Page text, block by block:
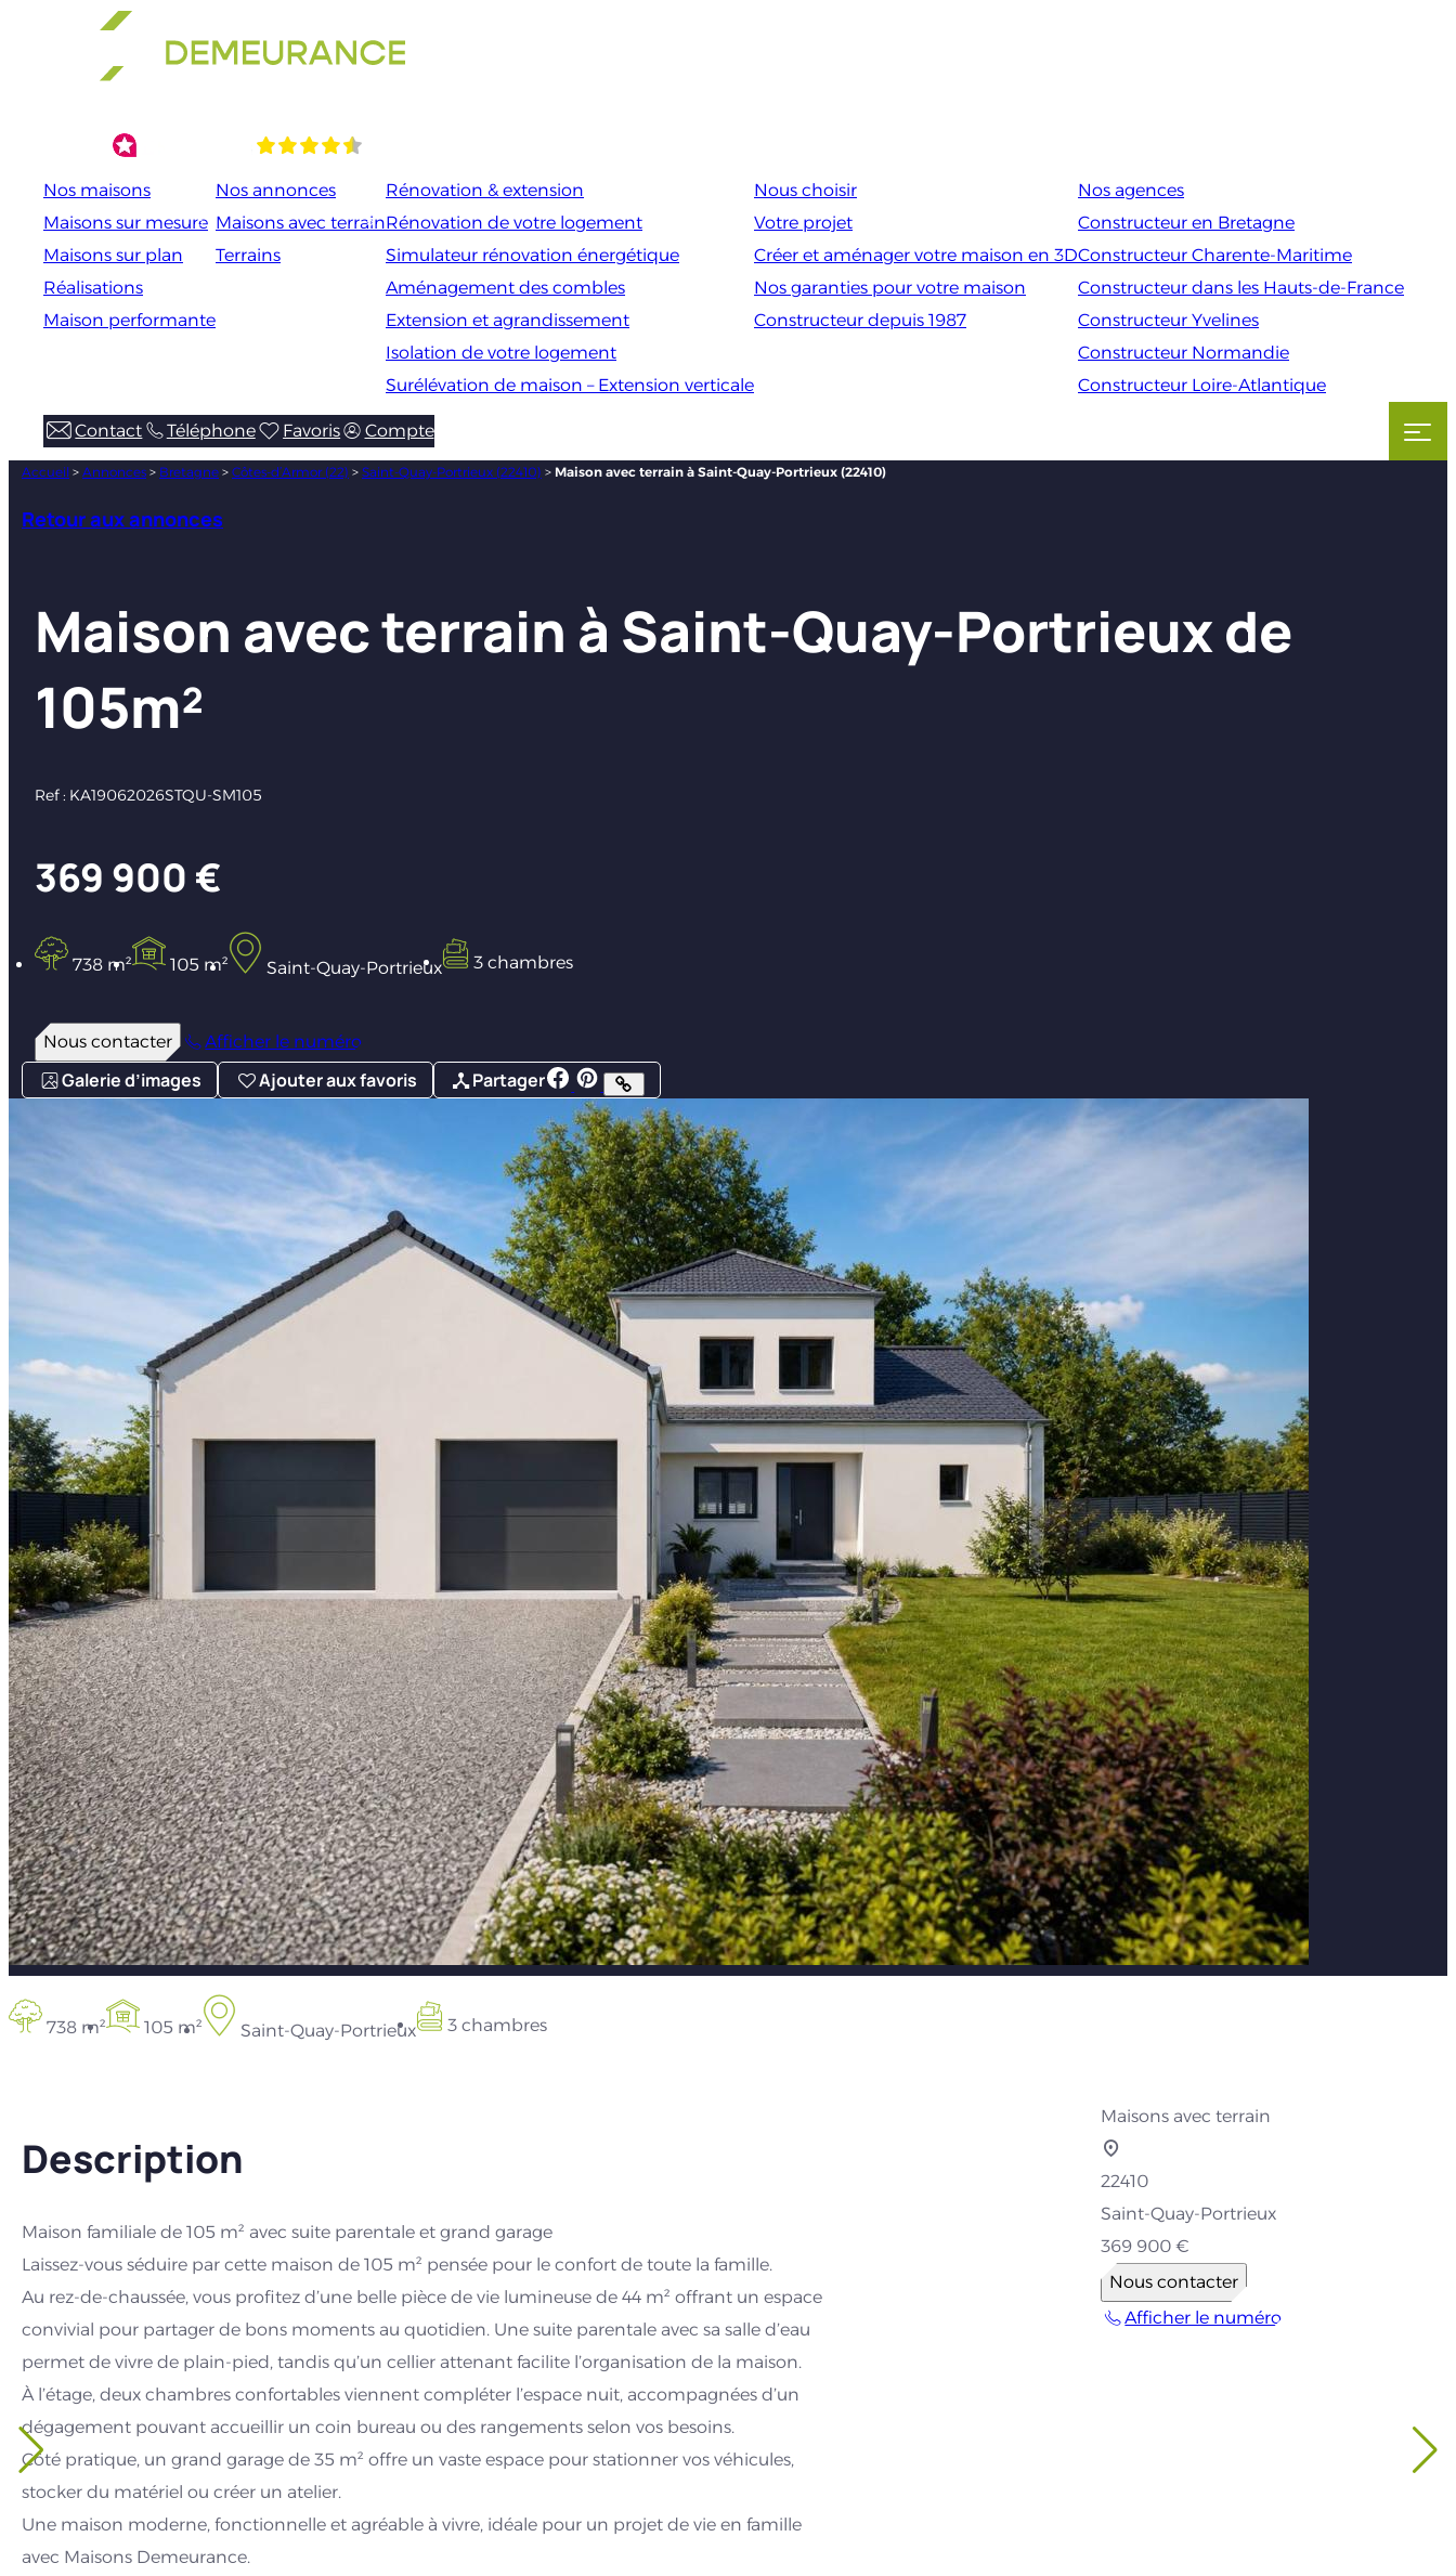
Nos maisons
Maisons sur mesure
Maisons sur plan
Réalisations
Maison performante
Nos annonces
Maisons avec terrain
Terrains
Rénovation & extension
Rénovation de votre logement
Simulateur rénovation énergétique
Aménagement des combles
Extension et agrandissement
Isolation de votre logement
Surélévation de maison – Extension verticale
Nous choisir
Votre projet
Créer et aménager votre maison en 3D
Nos garanties pour votre maison
Constructeur depuis 1987
Nos agences
Constructeur en Bretagne
Constructeur Charente-Maritime
Constructeur dans les Hauts-de-France
Constructeur Yvelines
Constructeur Normandie
Constructeur Loire-Atlantique
Contact Téléphone Favoris Compte
Accueil > Annonces > Bretagne > Côtes-d’Armor (22) > Saint-Quay-Portrieux (22410) > Maison avec terrain à Saint-Quay-Portrieux (22410)
Retour aux annonces
Maison avec terrain à Saint-Quay-Portrieux de
105m²
Ref : KA19062026STQU-SM105
369 900 €
738 m² 105 m² Saint-Quay-Portrieux 3 chambres
Nous contacter Afficher le numéro
Galerie d’images Ajouter aux favoris Partager
738 m² 105 m² Saint-Quay-Portrieux 3 chambres
Description
Maison familiale de 105 m² avec suite parentale et grand garage
Laissez-vous séduire par cette maison de 105 m² pensée pour le confort de toute la famille.
Au rez-de-chaussée, vous profitez d’une belle pièce de vie lumineuse de 44 m² offrant un espace
convivial pour partager de bons moments au quotidien. Une suite parentale avec sa salle d’eau
permet de vivre de plain-pied, tandis qu’un cellier attenant facilite l’organisation de la maison.
À l’étage, deux chambres confortables viennent compléter l’espace nuit, accompagnées d’un
dégagement pouvant accueillir un coin bureau ou des rangements selon vos besoins.
Côté pratique, un grand garage de 35 m² offre un vaste espace pour stationner vos véhicules,
stocker du matériel ou créer un atelier.
Une maison moderne, fonctionnelle et agréable à vivre, idéale pour un projet de vie en famille
avec Maisons Demeurance.
Maisons avec terrain
22410
Saint-Quay-Portrieux
369 900 €
Nous contacter
Afficher le numéro